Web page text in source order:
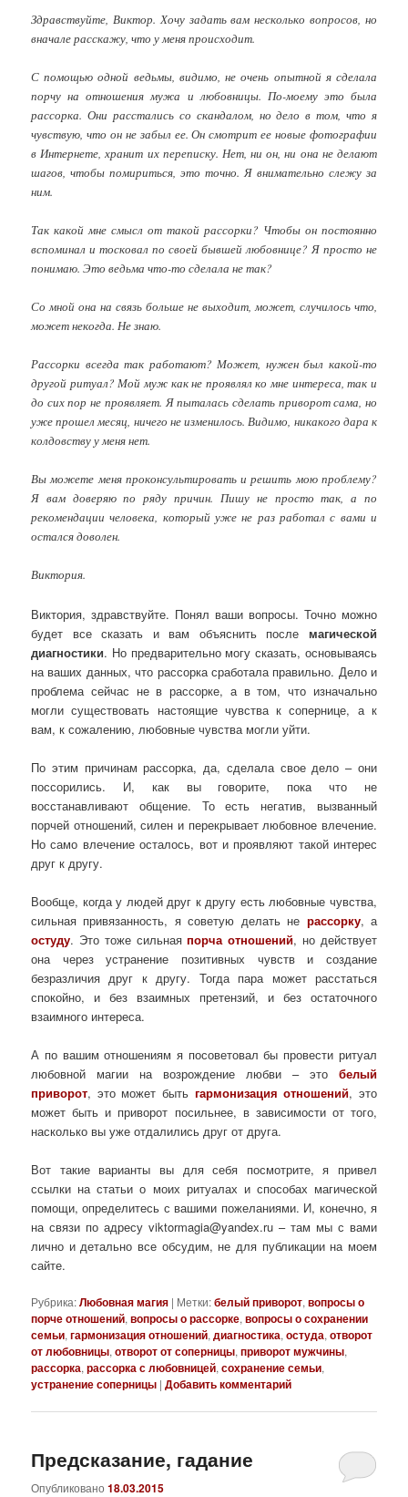
Здравствуйте, Виктор. Хочу задать вам несколько вопросов, но
вначале расскажу, что у меня происходит.
С помощью одной ведьмы, видимо, не очень опытной я сделала
порчу на отношения мужа и любовницы. По-моему это была
рассорка. Они расстались со скандалом, но дело в том, что я
чувствую, что он не забыл ее. Он смотрит ее новые фотографии
в Интернете, хранит их переписку. Нет, ни он, ни она не делают
шагов, чтобы помириться, это точно. Я внимательно слежу за
ним.
Так какой мне смысл от такой рассорки? Чтобы он постоянно
вспоминал и тосковал по своей бывшей любовнице? Я просто не
понимаю. Это ведьма что-то сделала не так?
Со мной она на связь больше не выходит, может, случилось что,
может некогда. Не знаю.
Рассорки всегда так работают? Может, нужен был какой-то
другой ритуал? Мой муж как не проявлял ко мне интереса, так и
до сих пор не проявляет. Я пыталась сделать приворот сама, но
уже прошел месяц, ничего не изменилось. Видимо, никакого дара к
колдовству у меня нет.
Вы можете меня проконсультировать и решить мою проблему?
Я вам доверяю по ряду причин. Пишу не просто так, а по
рекомендации человека, который уже не раз работал с вами и
остался доволен.
Виктория.
Виктория, здравствуйте. Понял ваши вопросы. Точно можно
будет все сказать и вам объяснить после магической
диагностики. Но предварительно могу сказать, основываясь
на ваших данных, что рассорка сработала правильно. Дело и
проблема сейчас не в рассорке, а в том, что изначально
могли существовать настоящие чувства к сопернице, а к
вам, к сожалению, любовные чувства могли уйти.
По этим причинам рассорка, да, сделала свое дело – они
поссорились. И, как вы говорите, пока что не
восстанавливают общение. То есть негатив, вызванный
порчей отношений, силен и перекрывает любовное влечение.
Но само влечение осталось, вот и проявляют такой интерес
друг к другу.
Вообще, когда у людей друг к другу есть любовные чувства,
сильная привязанность, я советую делать не рассорку, а
остуду. Это тоже сильнаяпорча отношений, но действует
она через устранение позитивных чувств и создание
безразличия друг к другу. Тогда пара может расстаться
спокойно, и без взаимных претензий, и без остаточного
взаимного интереса.
А по вашим отношениям я посоветовал бы провести ритуал
любовной магии на возрождение любви – это белый
приворот, это может быть гармонизация отношений, это
может быть и приворот посильнее, в зависимости от того,
насколько вы уже отдалились друг от друга.
Вот такие варианты вы для себя посмотрите, я привел
ссылки на статьи о моих ритуалах и способах магической
помощи, определитесь с вашими пожеланиями. И, конечно, я
на связи по адресу viktormagia@yandex.ru – там мы с вами
лично и детально все обсудим, не для публикации на моем
сайте.
Рубрика:Любовная магия | Метки:белый приворот,вопросы о
порче отношений,вопросы о рассорке,вопросы о сохранении
семьи,гармонизация отношений,диагностика,остуда,отворот
от любовницы,отворот от соперницы,приворот мужчины,
рассорка,рассорка с любовницей,сохранение семьи,
устранение соперницы |Добавить комментарий
Предсказание, гадание
Опубликовано18.03.2015